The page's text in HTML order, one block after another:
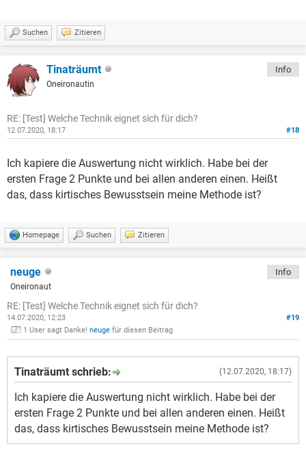
Suchen Zitieren
Tinaträumt
Oneironautin
Info
RE: [Test] Welche Technik eignet sich für dich?
#18
12.07.2020, 18:17
Ich kapiere die Auswertung nicht wirklich. Habe bei der
ersten Frage 2 Punkte und bei allen anderen einen. Heißt
das, dass kirtisches Bewusstsein meine Methode ist?
Homepage Suchen Zitieren
neuge
Oneironaut
Info
RE: [Test] Welche Technik eignet sich für dich?
#19
14.07.2020, 12:23
1 User sagt Danke! neuge für diesen Beitrag
(12.07.2020, 18:17)
Tinaträumt schrieb:
Ich kapiere die Auswertung nicht wirklich. Habe bei der
ersten Frage 2 Punkte und bei allen anderen einen. Heißt
das, dass kirtisches Bewusstsein meine Methode ist?